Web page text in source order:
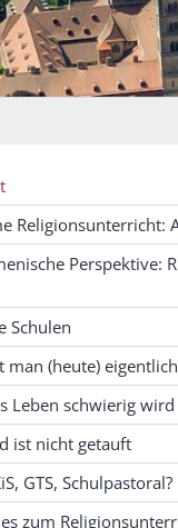
Religionsunterricht:
Perspektive:
Schulen
man (heute)
Leben schwierig wird
ist nicht getauft
GTS, Schulpastoral?
zum